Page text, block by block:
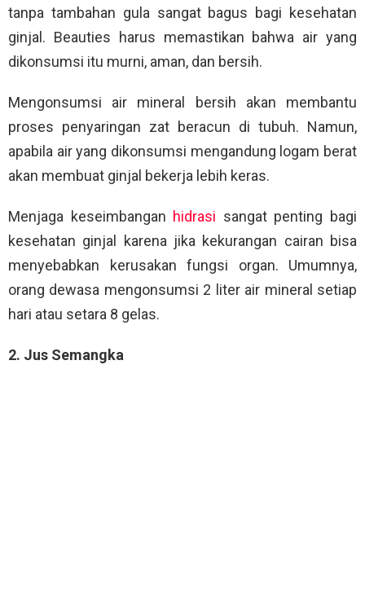
tanpa tambahan gula sangat bagus bagi kesehatan
ginjal. Beauties harus memastikan bahwa air yang
dikonsumsi itu murni, aman, dan bersih.
Mengonsumsi air mineral bersih akan membantu
proses penyaringan zat beracun di tubuh. Namun,
apabila air yang dikonsumsi mengandung logam berat
akan membuat ginjal bekerja lebih keras.
Menjaga keseimbangan hidrasi sangat penting bagi
kesehatan ginjal karena jika kekurangan cairan bisa
menyebabkan kerusakan fungsi organ. Umumnya,
orang dewasa mengonsumsi 2 liter air mineral setiap
hari atau setara 8 gelas.
2. Jus Semangka